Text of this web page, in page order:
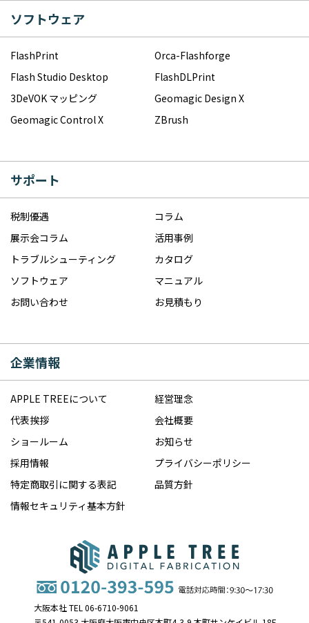
ソフトウェア
FlashPrint
Orca-Flashforge
Flash Studio Desktop
FlashDLPrint
3DeVOK マッピング
Geomagic Design X
Geomagic Control X
ZBrush
サポート
税制優遇
コラム
展示会コラム
活用事例
トラブルシューティング
カタログ
ソフトウェア
マニュアル
お問い合わせ
お見積もり
企業情報
APPLE TREEについて
経営理念
代表挨拶
会社概要
ショールーム
お知らせ
採用情報
プライバシーポリシー
特定商取引に関する表記
品質方針
情報セキュリティ基本方針
大阪本社 TEL 06-6710-9061